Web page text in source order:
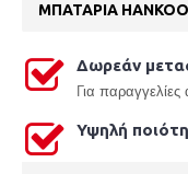
ΜΠΑΤΑΡΙΑ
Δωρεάν
Για
Υψηλή